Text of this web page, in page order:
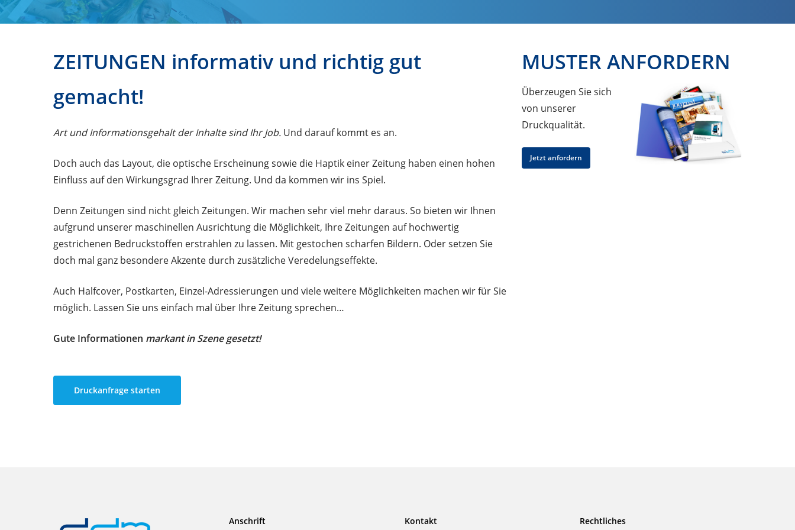
ZEITUNGEN informativ und richtig gut
gemacht!
Art und Informationsgehalt der Inhalte sind Ihr Job. Und darauf kommt es an.
Doch auch das Layout, die optische Erscheinung sowie die Haptik einer Zeitung haben einen hohen
Einfluss auf den Wirkungsgrad Ihrer Zeitung. Und da kommen wir ins Spiel.
Denn Zeitungen sind nicht gleich Zeitungen. Wir machen sehr viel mehr daraus. So bieten wir Ihnen
aufgrund unserer maschinellen Ausrichtung die Möglichkeit, Ihre Zeitungen auf hochwertig
gestrichenen Bedruckstoffen erstrahlen zu lassen. Mit gestochen scharfen Bildern. Oder setzen Sie
doch mal ganz besondere Akzente durch zusätzliche Veredelungseffekte.
Auch Halfcover, Postkarten, Einzel-Adressierungen und viele weitere Möglichkeiten machen wir für Sie
möglich. Lassen Sie uns einfach mal über Ihre Zeitung sprechen…
Gute Informationen markant in Szene gesetzt!
Druckanfrage starten
MUSTER ANFORDERN
Überzeugen Sie sich
von unserer
Druckqualität.
Jetzt anfordern
Anschrift Kontakt Rechtliches